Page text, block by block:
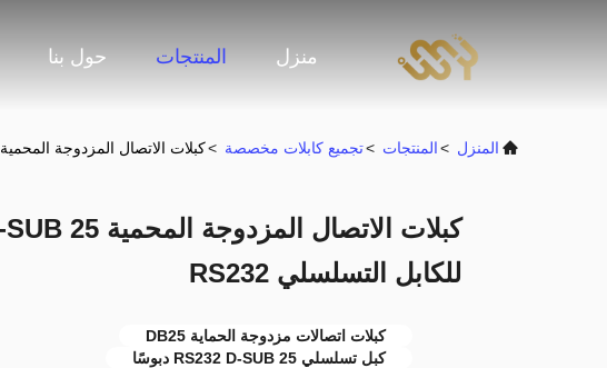
منزل المنتجات حول بنا
المنزل >المنتجات >تجميع كابلات مخصصة >كبلات الاتصال المزدوجة المحمية DB25 D-SUB 25 دبوسًا للكابل التسلسلي RS232
للكابل التسلسلي RS232
كبلات اتصالات مزدوجة الحماية DB25
كبل تسلسلي RS232 D-SUB 25 دبوسًا